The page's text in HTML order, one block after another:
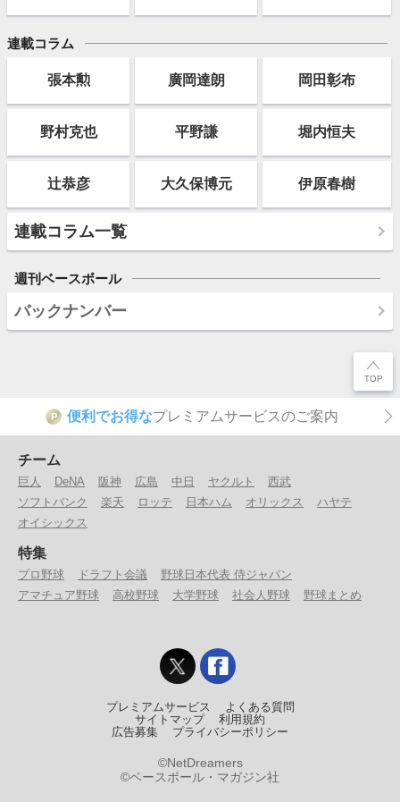
連載コラム
張本勲 廣岡達朗 岡田彰布
野村克也 平野謙 堀内恒夫
辻恭彦 大久保博元 伊原春樹
連載コラム一覧
週刊ベースボール
バックナンバー
P 便利でお得なプレミアムサービスのご案内
チーム
巨人 DeNA 阪神 広島 中日 ヤクルト
西武
ソフトバンク
楽天 ロッテ 日本ハム オリックス
ハヤテ
オイシックス
特集
プロ野球 ドラフト会議
野球日本代表 侍ジャパン
アマチュア野球
高校野球 大学野球 社会人野球 野球まとめ
プレミアムサービス
よくある質問
サイトマップ
利用規約
広告募集
プライバシーポリシー
©NetDreamers
©ベースボール・マガジン社